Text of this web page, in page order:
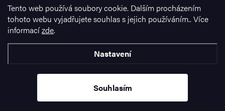
Tento web používá soubory cookie. Dalším procházením
tohoto webu vyjadřujete souhlas s jejich používáním.. Více
informacízde.
Nastavení
Souhlasím
Sledujte nás
Copyright 2026Wusthof.cz. Všechna práva vyhrazena.